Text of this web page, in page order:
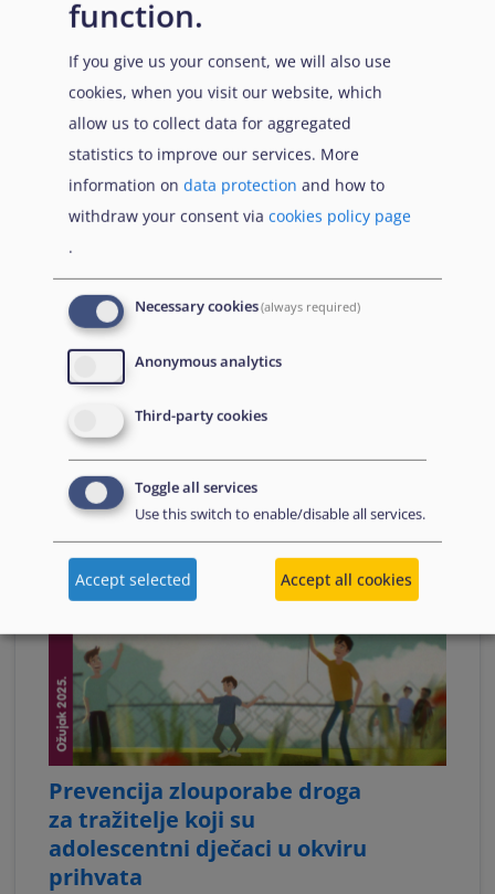
Citation Share
19 March
Prevencija zlouporabe droga
za tražitelje koji su
adolescentni dječaci u okviru
prihvata
function.
If you give us your consent, we will also use
cookies, when you visit our website, which
allow us to collect data for aggregated
statistics to improve our services. More
information on data protection and how to
withdraw your consent via cookies policy page
.
Necessary cookies(always required)
Anonymous analytics
Third-party cookies
Toggle all services
Use this switch to enable/disable all services.
Accept selected Accept all cookies